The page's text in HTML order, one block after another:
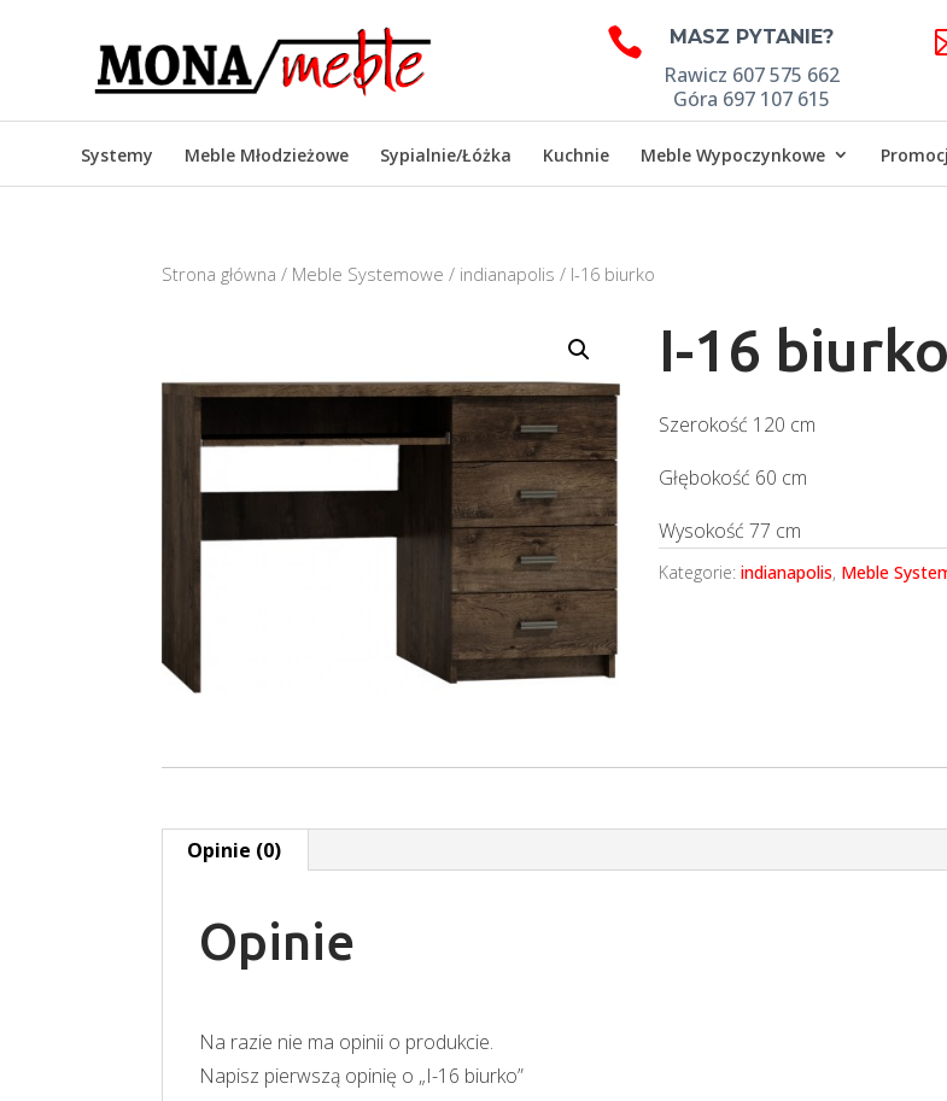
 MASZ PYTANIE?
Rawicz 607 575 662
Góra 697 107 615
Systemy Meble Młodzieżowe Sypialnie/Łóżka Kuchnie Meble Wypoczynkowe
Strona główna / Meble Systemowe / indianapolis / I-16 biurko
I-16 biurko
Szerokość 120 cm
Głębokość 60 cm
Wysokość 77 cm
Kategorie:indianapolis, Meble
Opinie (0)
Opinie
Na razie nie ma opinii o produkcie.
Napisz pierwszą opinię o „I-16 biurko”